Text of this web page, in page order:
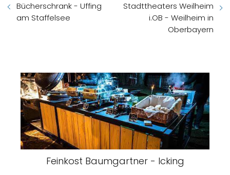
Bücherschrank - Uffing
am Staffelsee
Stadttheaters Weilheim
i.OB - Weilheim in
Oberbayern
Feinkost Baumgartner - Icking